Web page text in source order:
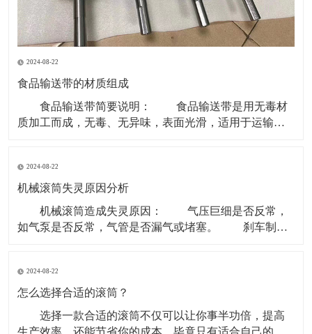
2024-08-22
食品输送带的材质组成
食品输送带简要说明： 食品输送带是用无毒材
质加工而成，无毒、无异味，表面光滑，适用于运输食
份，所以现在用于食品行业基本用PU型输送带。 材
质有PVC、聚乙烯、聚炳稀、PP、塑钢 ACE
2024-08-22
机械滚筒失灵原因分析
机械滚筒造成失灵原因： 气压巨细是否反常，
如气泵是否反常，气管是否漏气或堵塞。 刹车制动
锤张紧处上部个改向机械滚筒除应笔直于皮带长度方向
以外还应笔直于重力垂线，即确保其轴中心线水平。
2024-08-22
怎么选择合适的滚筒？
选择一款合适的滚筒不仅可以让你事半功倍，提高
生产效率，还能节省你的成本，毕竟只有适合自己的才